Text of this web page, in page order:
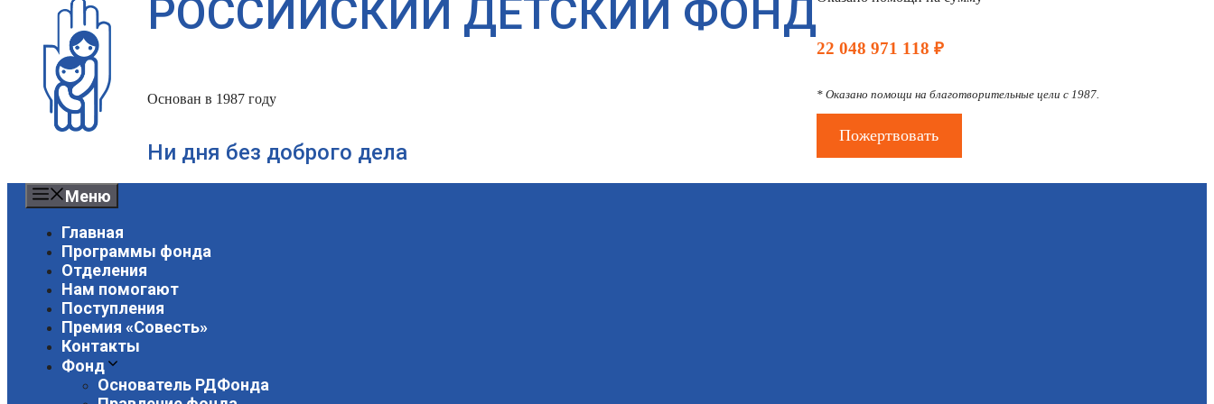
РОССИЙСКИЙ ДЕТСКИЙ ФОНД
Основан в 1987 году
Ни дня без доброго дела
22 048 971 118 ₽
* Оказано помощи на благотворительные цели с 1987.
Пожертвовать
Меню
Главная
Программы фонда
Отделения
Нам помогают
Поступления
Премия «Совесть»
Контакты
Фонд
Основатель РДФонда